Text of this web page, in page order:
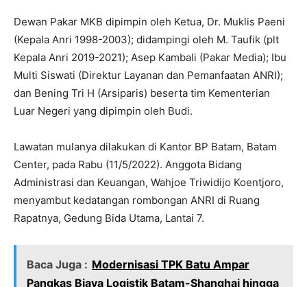
Dewan Pakar MKB dipimpin oleh Ketua, Dr. Muklis Paeni
(Kepala Anri 1998-2003); didampingi oleh M. Taufik (plt
Kepala Anri 2019-2021); Asep Kambali (Pakar Media); Ibu
Multi Siswati (Direktur Layanan dan Pemanfaatan ANRI);
dan Bening Tri H (Arsiparis) beserta tim Kementerian
Luar Negeri yang dipimpin oleh Budi.
Lawatan mulanya dilakukan di Kantor BP Batam, Batam
Center, pada Rabu (11/5/2022). Anggota Bidang
Administrasi dan Keuangan, Wahjoe Triwidijo Koentjoro,
menyambut kedatangan rombongan ANRI di Ruang
Rapatnya, Gedung Bida Utama, Lantai 7.
Baca Juga : Modernisasi TPK Batu Ampar
Pangkas Biaya Logistik Batam-Shanghai hingga